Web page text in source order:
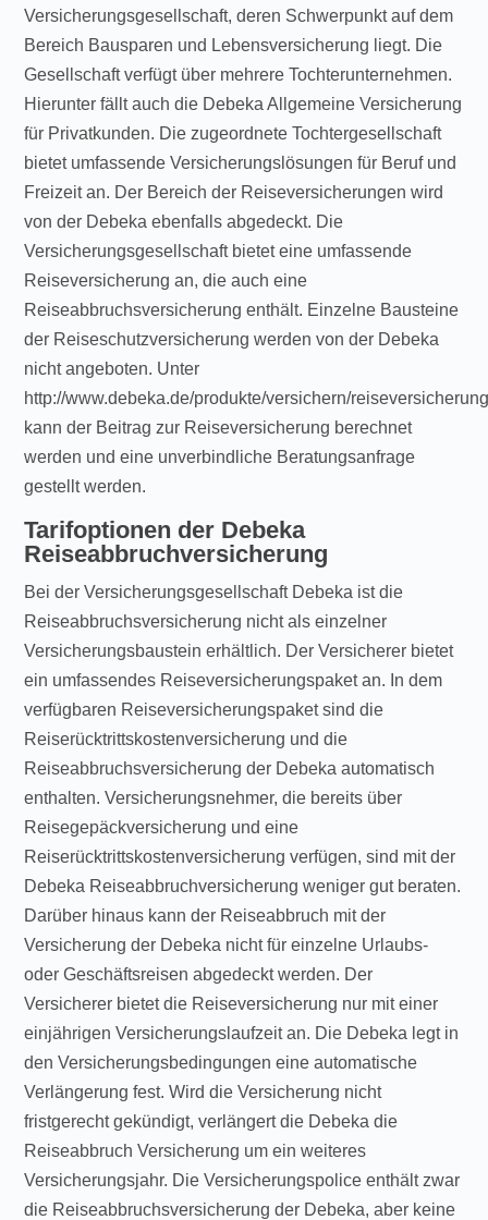
Versicherungsgesellschaft, deren Schwerpunkt auf dem
Bereich Bausparen und Lebensversicherung liegt. Die
Gesellschaft verfügt über mehrere Tochterunternehmen.
Hierunter fällt auch die Debeka Allgemeine Versicherung
für Privatkunden. Die zugeordnete Tochtergesellschaft
bietet umfassende Versicherungslösungen für Beruf und
Freizeit an. Der Bereich der Reiseversicherungen wird
von der Debeka ebenfalls abgedeckt. Die
Versicherungsgesellschaft bietet eine umfassende
Reiseversicherung an, die auch eine
Reiseabbruchsversicherung enthält. Einzelne Bausteine
der Reiseschutzversicherung werden von der Debeka
nicht angeboten. Unter
http://www.debeka.de/produkte/versichern/
kann der Beitrag zur Reiseversicherung berechnet
werden und eine unverbindliche Beratungsanfrage
gestellt werden.
Tarifoptionen der Debeka
Reiseabbruchversicherung
Bei der Versicherungsgesellschaft Debeka ist die
Reiseabbruchsversicherung nicht als einzelner
Versicherungsbaustein erhältlich. Der Versicherer bietet
ein umfassendes Reiseversicherungspaket an. In dem
verfügbaren Reiseversicherungspaket sind die
Reiserücktrittskostenversicherung und die
Reiseabbruchsversicherung der Debeka automatisch
enthalten. Versicherungsnehmer, die bereits über
Reisegepäckversicherung und eine
Reiserücktrittskostenversicherung verfügen, sind mit der
Debeka Reiseabbruchversicherung weniger gut beraten.
Darüber hinaus kann der Reiseabbruch mit der
Versicherung der Debeka nicht für einzelne Urlaubs-
oder Geschäftsreisen abgedeckt werden. Der
Versicherer bietet die Reiseversicherung nur mit einer
einjährigen Versicherungslaufzeit an. Die Debeka legt in
den Versicherungsbedingungen eine automatische
Verlängerung fest. Wird die Versicherung nicht
fristgerecht gekündigt, verlängert die Debeka die
Reiseabbruch Versicherung um ein weiteres
Versicherungsjahr. Die Versicherungspolice enthält zwar
die Reiseabbruchsversicherung der Debeka, aber keine